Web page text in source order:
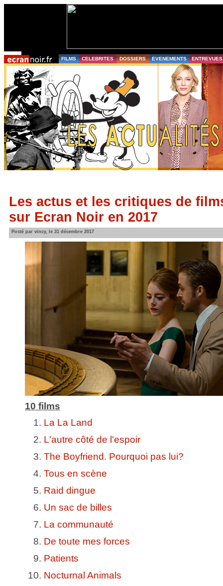
FILMS CELEBRITES DOSSIERS EVENEMENTS ENTREVUES
Les actus et les critiques de
sur Ecran Noir en 2017
Posté par vincy, le 31 décembre 2017
10 films
La La Land
L'autre côté de l'espoir
The Boyfriend. Pourquoi pas lui?
Tous en scène
Raid dingue
Un sac de billes
La communauté
De toute mes forces
Patients
Nocturnal Animals